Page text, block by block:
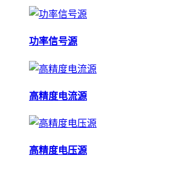
功率信号源
高精度电流源
高精度电压源